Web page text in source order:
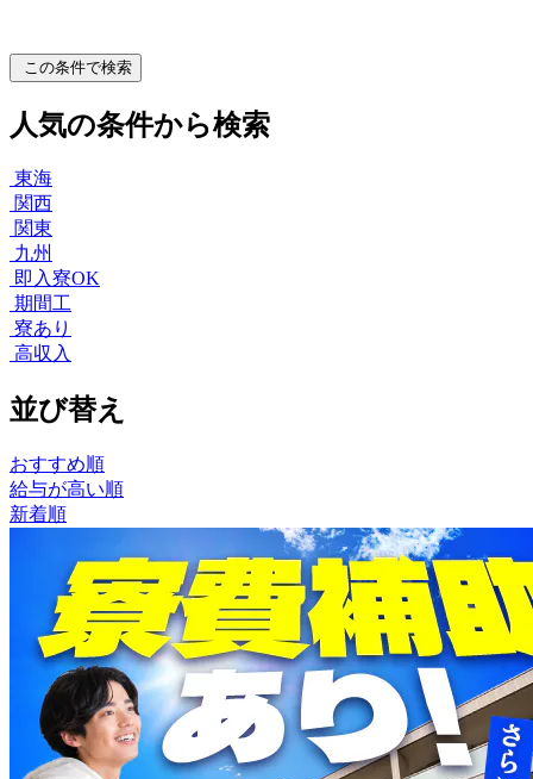
この条件で検索
人気の条件から検索
東海
関西
関東
九州
即入寮OK
期間工
寮あり
高収入
並び替え
おすすめ順
給与が高い順
新着順